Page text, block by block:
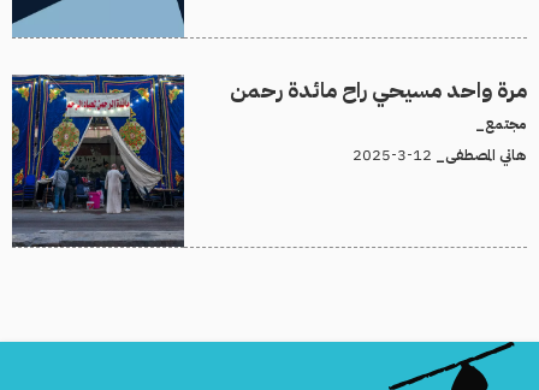
مرة واحد مسيحي راح مائدة رحمن
مجتمع_
هاني المصطفى_